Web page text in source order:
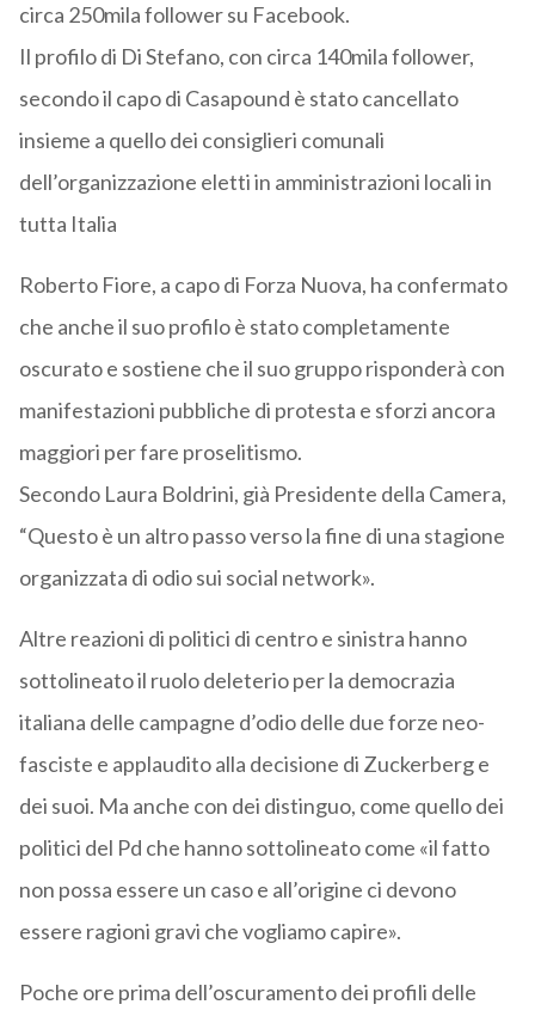
circa 250mila follower su Facebook.
Il profilo di Di Stefano, con circa 140mila follower,
secondo il capo di Casapound è stato cancellato
insieme a quello dei consiglieri comunali
dell’organizzazione eletti in amministrazioni locali in
tutta Italia
Roberto Fiore, a capo di Forza Nuova, ha confermato
che anche il suo profilo è stato completamente
oscurato e sostiene che il suo gruppo risponderà con
manifestazioni pubbliche di protesta e sforzi ancora
maggiori per fare proselitismo.
Secondo Laura Boldrini, già Presidente della Camera,
“Questo è un altro passo verso la fine di una stagione
organizzata di odio sui social network».
Altre reazioni di politici di centro e sinistra hanno
sottolineato il ruolo deleterio per la democrazia
italiana delle campagne d’odio delle due forze neo-
fasciste e applaudito alla decisione di Zuckerberg e
dei suoi. Ma anche con dei distinguo, come quello dei
politici del Pd che hanno sottolineato come «il fatto
non possa essere un caso e all’origine ci devono
essere ragioni gravi che vogliamo capire».
Poche ore prima dell’oscuramento dei profili delle